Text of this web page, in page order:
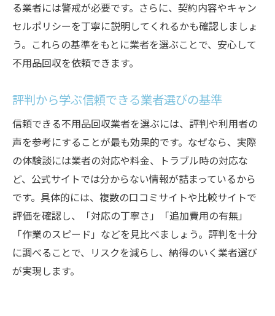
る業者には警戒が必要です。さらに、契約内容やキャン
セルポリシーを丁寧に説明してくれるかも確認しましょ
う。これらの基準をもとに業者を選ぶことで、安心して
不用品回収を依頼できます。
評判から学ぶ信頼できる業者選びの基準
信頼できる不用品回収業者を選ぶには、評判や利用者の
声を参考にすることが最も効果的です。なぜなら、実際
の体験談には業者の対応や料金、トラブル時の対応な
ど、公式サイトでは分からない情報が詰まっているから
です。具体的には、複数の口コミサイトや比較サイトで
評価を確認し、「対応の丁寧さ」「追加費用の有無」
「作業のスピード」などを見比べましょう。評判を十分
に調べることで、リスクを減らし、納得のいく業者選び
が実現します。